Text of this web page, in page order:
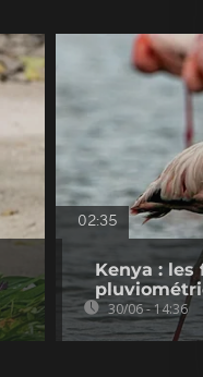
02:35
Kenya : les
30/06 - 14:36